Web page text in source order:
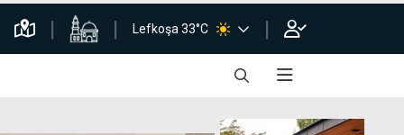
Lefkoşa 33°C